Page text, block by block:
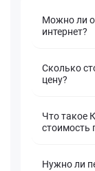
Можно ли
интернет?
Сколько
цену?
Что такое
стоимость
Нужно ли